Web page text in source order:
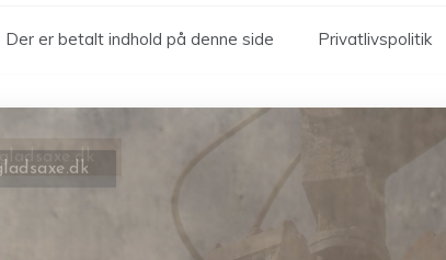
Der er betalt indhold på denne side Privatlivspolitik